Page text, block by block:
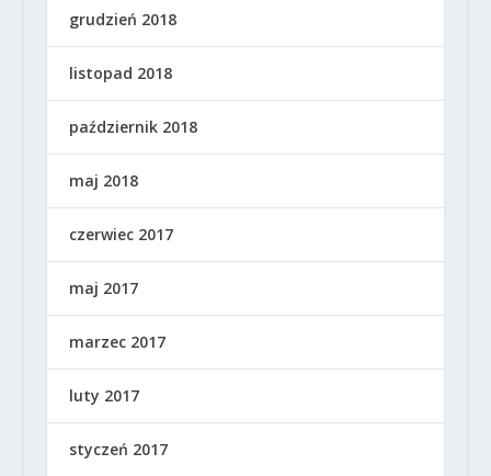
grudzień 2018
listopad 2018
październik 2018
maj 2018
czerwiec 2017
maj 2017
marzec 2017
luty 2017
styczeń 2017